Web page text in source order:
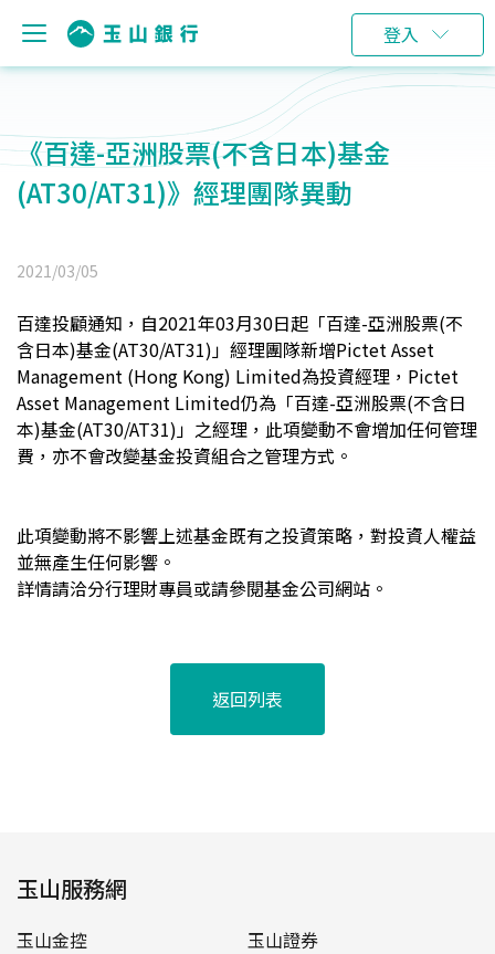
登入
《百達-亞洲股票(不含日本)基金
(AT30/AT31)》經理團隊異動
2021/03/05
百達投顧通知，自2021年03月30日起「百達-亞洲股票(不
含日本)基金(AT30/AT31)」經理團隊新增Pictet Asset
Management (Hong Kong) Limited為投資經理，Pictet
Asset Management Limited仍為「百達-亞洲股票(不含日
本)基金(AT30/AT31)」之經理，此項變動不會增加任何管理
費，亦不會改變基金投資組合之管理方式。
此項變動將不影響上述基金既有之投資策略，對投資人權益
並無產生任何影響。
詳情請洽分行理財專員或請參閱基金公司網站。
返回列表
玉山服務網
玉山金控
玉山證券